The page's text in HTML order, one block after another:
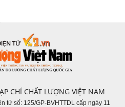
CHÍ CHẤT LƯỢNG VIỆT NAM
tử số: 125/GP-BVHTTDL cấp ngày 11